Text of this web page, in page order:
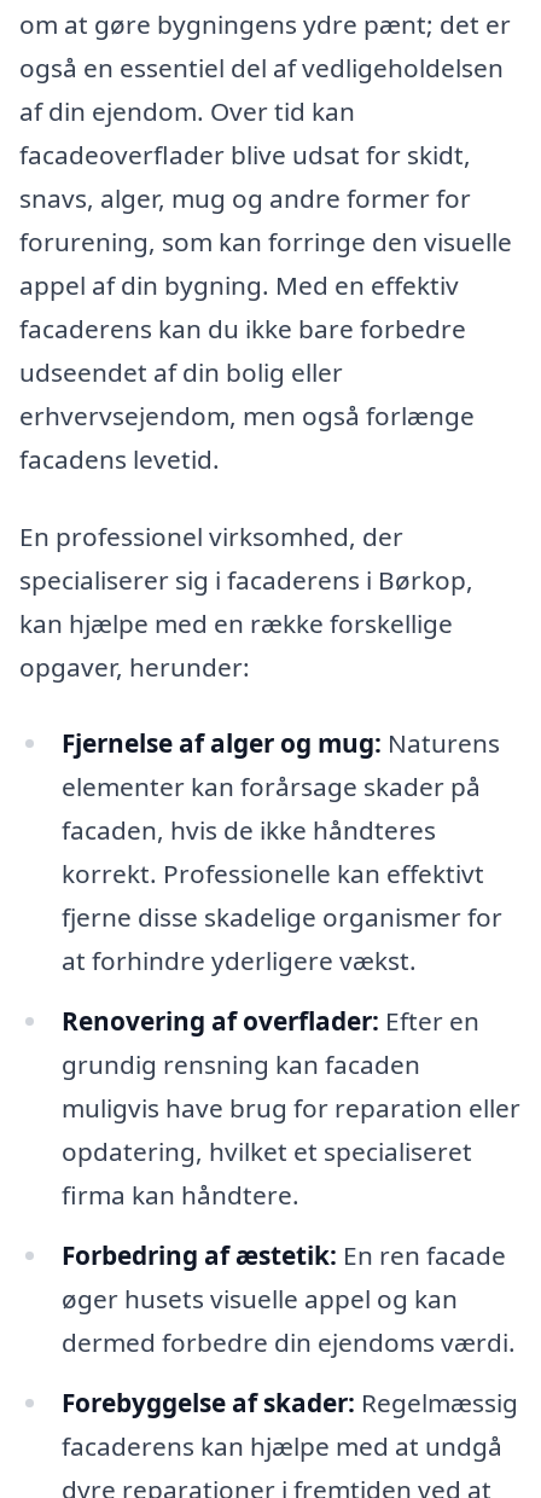
om at gøre bygningens ydre pænt; det er
også en essentiel del af vedligeholdelsen
af din ejendom. Over tid kan
facadeoverflader blive udsat for skidt,
snavs, alger, mug og andre former for
forurening, som kan forringe den visuelle
appel af din bygning. Med en effektiv
facaderens kan du ikke bare forbedre
udseendet af din bolig eller
erhvervsejendom, men også forlænge
facadens levetid.
En professionel virksomhed, der
specialiserer sig i facaderens i Børkop,
kan hjælpe med en række forskellige
opgaver, herunder:
Fjernelse af alger og mug: Naturens
elementer kan forårsage skader på
facaden, hvis de ikke håndteres
korrekt. Professionelle kan effektivt
fjerne disse skadelige organismer for
at forhindre yderligere vækst.
Renovering af overflader: Efter en
grundig rensning kan facaden
muligvis have brug for reparation eller
opdatering, hvilket et specialiseret
firma kan håndtere.
Forbedring af æstetik: En ren facade
øger husets visuelle appel og kan
dermed forbedre din ejendoms værdi.
Forebyggelse af skader: Regelmæssig
facaderens kan hjælpe med at undgå
dyre reparationer i fremtiden ved at